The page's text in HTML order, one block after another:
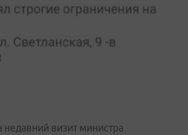
визит министра